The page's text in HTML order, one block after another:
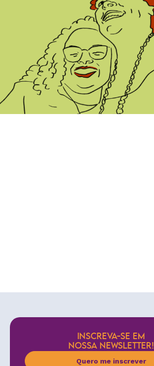
INSCREVA-SE EM
NOSSA NEWSLETTER!
Quero me inscrever